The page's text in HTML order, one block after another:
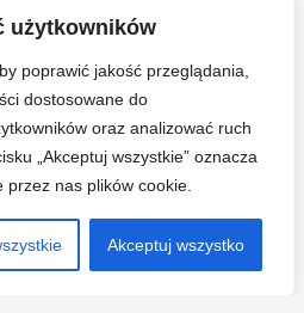
użytkowników
poprawić jakość przeglądania,
dostosowane do
oraz analizować ruch
„Akceptuj wszystkie” oznacza
nas plików cookie.
Akceptuj wszystko